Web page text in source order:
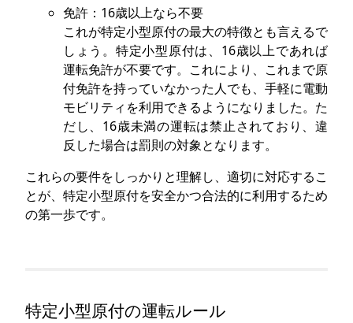
免許：16歳以上なら不要
これが特定小型原付の最大の特徴とも言えるで
しょう。特定小型原付は、16歳以上であれば
運転免許が不要です。これにより、これまで原
付免許を持っていなかった人でも、手軽に電動
モビリティを利用できるようになりました。た
だし、16歳未満の運転は禁止されており、違
反した場合は罰則の対象となります。
これらの要件をしっかりと理解し、適切に対応するこ
とが、特定小型原付を安全かつ合法的に利用するため
の第一歩です。
特定小型原付の運転ルール